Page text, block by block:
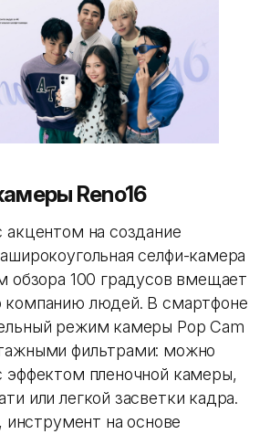
Reno16
акцентом на создание
селфи-камера
обзора 100 градусов вмещает
компанию людей. В смартфоне
режим камеры Pop Cam
фильтрами: можно
эффектом пленочной камеры,
или легкой засветки кадра.
инструмент на основе